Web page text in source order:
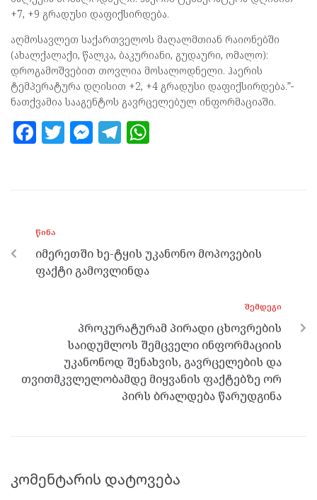
+7, +9 გრადუსი დაფიქსირდება.
აღმოსავლეთ საქართველოს მაღალმთიან რაიონებში
(ახალქალაქი, წალკა, ბაკურიანი, გუდაური, ომალო):
დროგამოშვებით თოვლია მოსალოდნელი. ჰაერის
ტემპერატურა დღისით +2, +4 გრადუსი დაფიქსირდება.”-
ნათქვამია სააგენტოს გავრცელებულ ინფორმაციაში.
F
o
o
k
T M
er
T
m p
p
ᲬᲘᲜᲐ
იმერეთში ხე-ტყის უკანონო მოპოვების
ფაქტი გამოვლინდა
ᲨᲔᲛᲓᲔᲒᲘ
პროკურატურამ პირადი ცხოვრების
საიდუმლოს შემცველი ინფორმაციის
უკანონოდ შენახვის, გავრცელების და
თვითმკვლელობამდე მიყვანის ფაქტებზე ორ
პირს ბრალდება წარუდგინა
კომენტარის დატოვება